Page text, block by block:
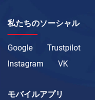
私たちのソーシャル
Google Trustpilot
Instagram
VK
モバイルアプリ